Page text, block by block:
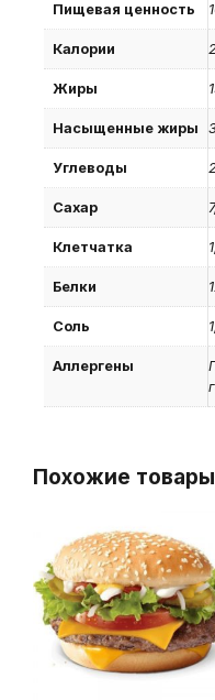
Пищевая ценность
Калории
Жиры
Насыщенные жиры
Углеводы
Сахар
Клетчатка
Белки
Соль
Аллергены
Похожие товары